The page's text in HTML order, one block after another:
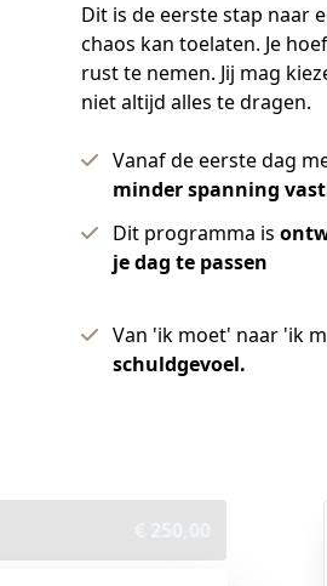
Dit is de eerste stap naar
chaos kan toelaten. Je
rust te nemen. Jij mag
niet altijd alles te dragen.
Vanaf de eerste dag
minder spanning
Dit programma is
je dag te passen
Van 'ik moet' naar 'ik
schuldgevoel.